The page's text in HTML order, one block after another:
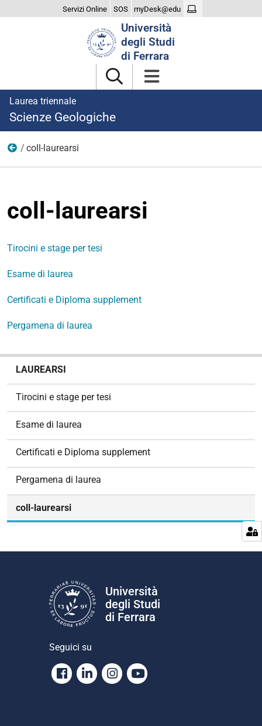
Servizi Online SOS myDesk@edu
Università
degli Studi
di Ferrara
Laurea triennale
Scienze Geologiche
Laurearsi
coll-laurearsi
coll-laurearsi
Tirocini e stage per tesi
Esame di laurea
Certificati e Diploma supplement
Pergamena di laurea
LAUREARSI
Tirocini e stage per tesi
Esame di laurea
Certificati e Diploma supplement
Pergamena di laurea
coll-laurearsi
Università
degli Studi
di Ferrara
Seguici su
Facebook
LinkedinInstagram
Youtube